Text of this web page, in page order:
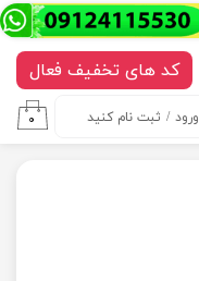
ورود / ثبت نام کنید ۰
کد های تخفیف فعال